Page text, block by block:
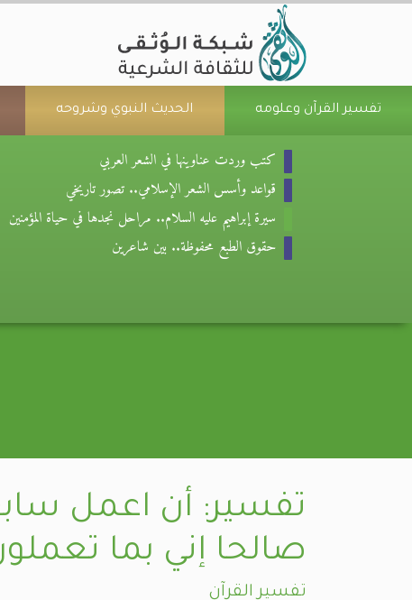
تفسير القرآن وعلومه الحديث النبوي وشروحه
كتب وردت عناوينها في الشعر العربي
قواعد وأسس الشعر الإسلامي.. تصور تاريخي
سيرة إبراهيم عليه السلام.. مراحل نجدها في حياة المؤمنين
حقوق الطبع محفوظة.. بين شاعرين
تفسير: أن اعمل
صالحا إني بما
تفسير القرآن